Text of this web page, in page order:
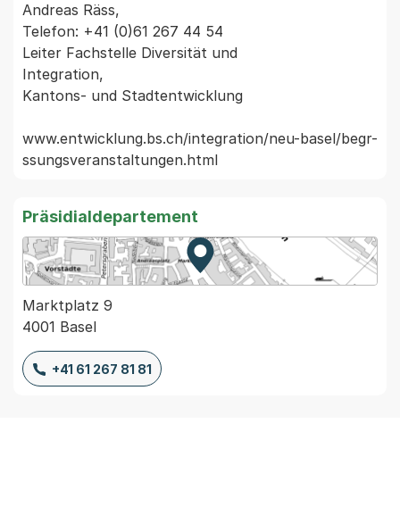
Andreas Räss,
Telefon: +41 (0)61 267 44 54
Leiter Fachstelle Diversität und
Integration,
Kantons- und Stadtentwicklung
www.entwicklung.bs.ch/integration/neu-basel/begr-
Präsidialdepartement
Zur Karte von MapBS.
Externer Link, wird in einem
Marktplatz 9
4001 Basel
+41 61 267 81 81